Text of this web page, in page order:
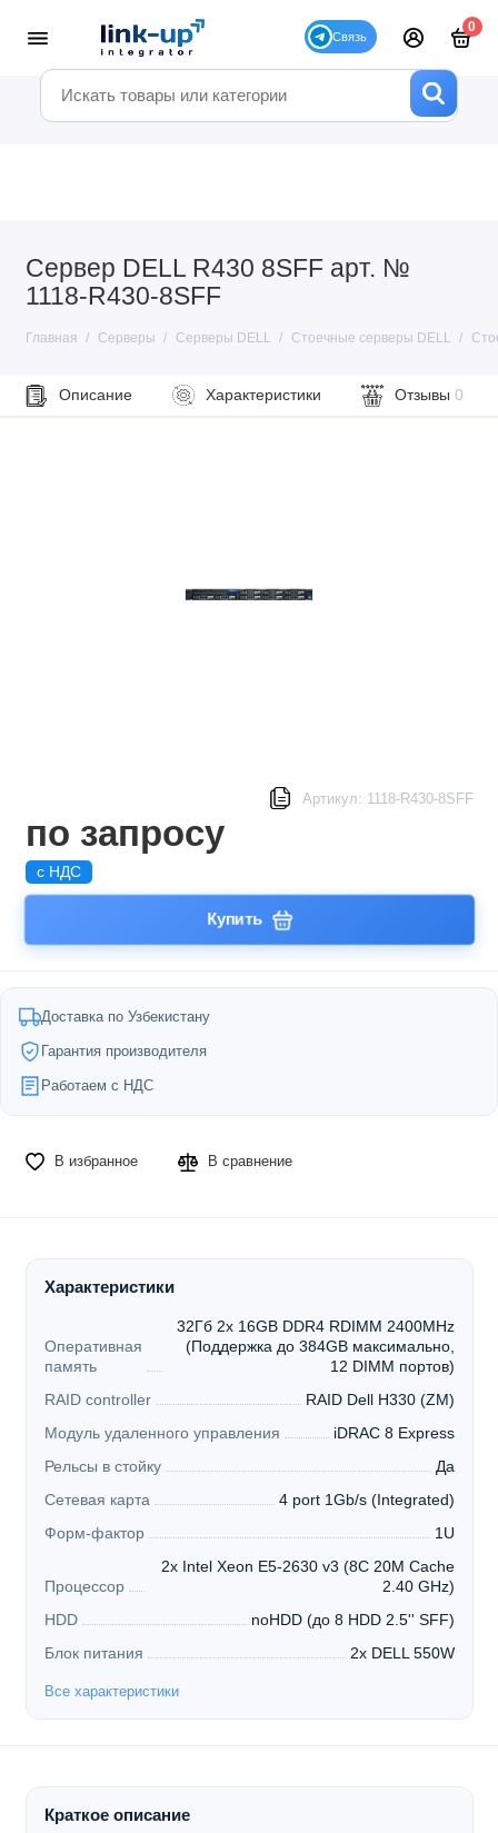
0
Сервер DELL R430 8SFF арт. №
1118-R430-8SFF
Главная Серверы Серверы DELL Стоечные серверы DELL
Описание Характеристики Отзывы 0
Артикул: 1118-R430-8SFF
по запросу
с НДС
Купить
Доставка по Узбекистану
Гарантия производителя
Работаем с НДС
В избранное В сравнение
Характеристики
Оперативная
память
32Гб 2x 16GB DDR4 RDIMM 2400MHz
(Поддержка до 384GB максимально,
12 DIMM портов)
RAID controller
RAID Dell H330 (ZM)
Модуль удаленного управления
iDRAC 8 Express
Рельсы в стойку
Да
Сетевая карта
4 port 1Gb/s (Integrated)
Форм-фактор
1U
Процессор
2x Intel Xeon E5-2630 v3 (8C 20M Cache
2.40 GHz)
HDD
noHDD (до 8 HDD 2.5'' SFF)
Блок питания
2x DELL 550W
Все характеристики
Краткое описание